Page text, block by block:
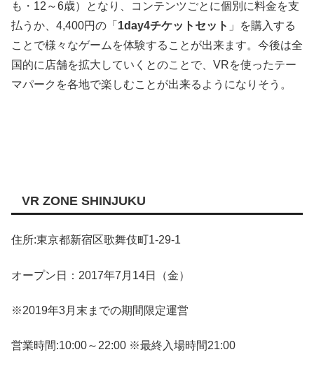
も・12～6歳）となり、コンテンツごとに個別に料金を支
払うか、4,400円の「 1day4チケットセット 」を購入する
ことで様々なゲームを体験することが出来ます。今後は全
国的に店舗を拡大していくとのことで、VRを使ったテー
マパークを各地で楽しむことが出来るようになりそう。
VR ZONE SHINJUKU
住所:東京都新宿区歌舞伎町1-29-1
オープン日：2017年7月14日（金）
※2019年3月末までの期間限定運営
営業時間:10:00～22:00 ※最終入場時間21:00